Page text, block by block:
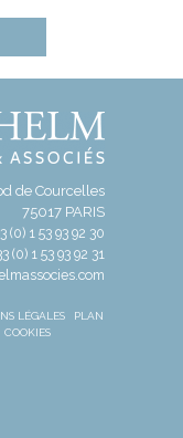
de Courcelles
75017 PARIS
(0) 1 53 93 92 30
(0) 1 53 93 92 31
LÉGALES
PLAN
COOKIES